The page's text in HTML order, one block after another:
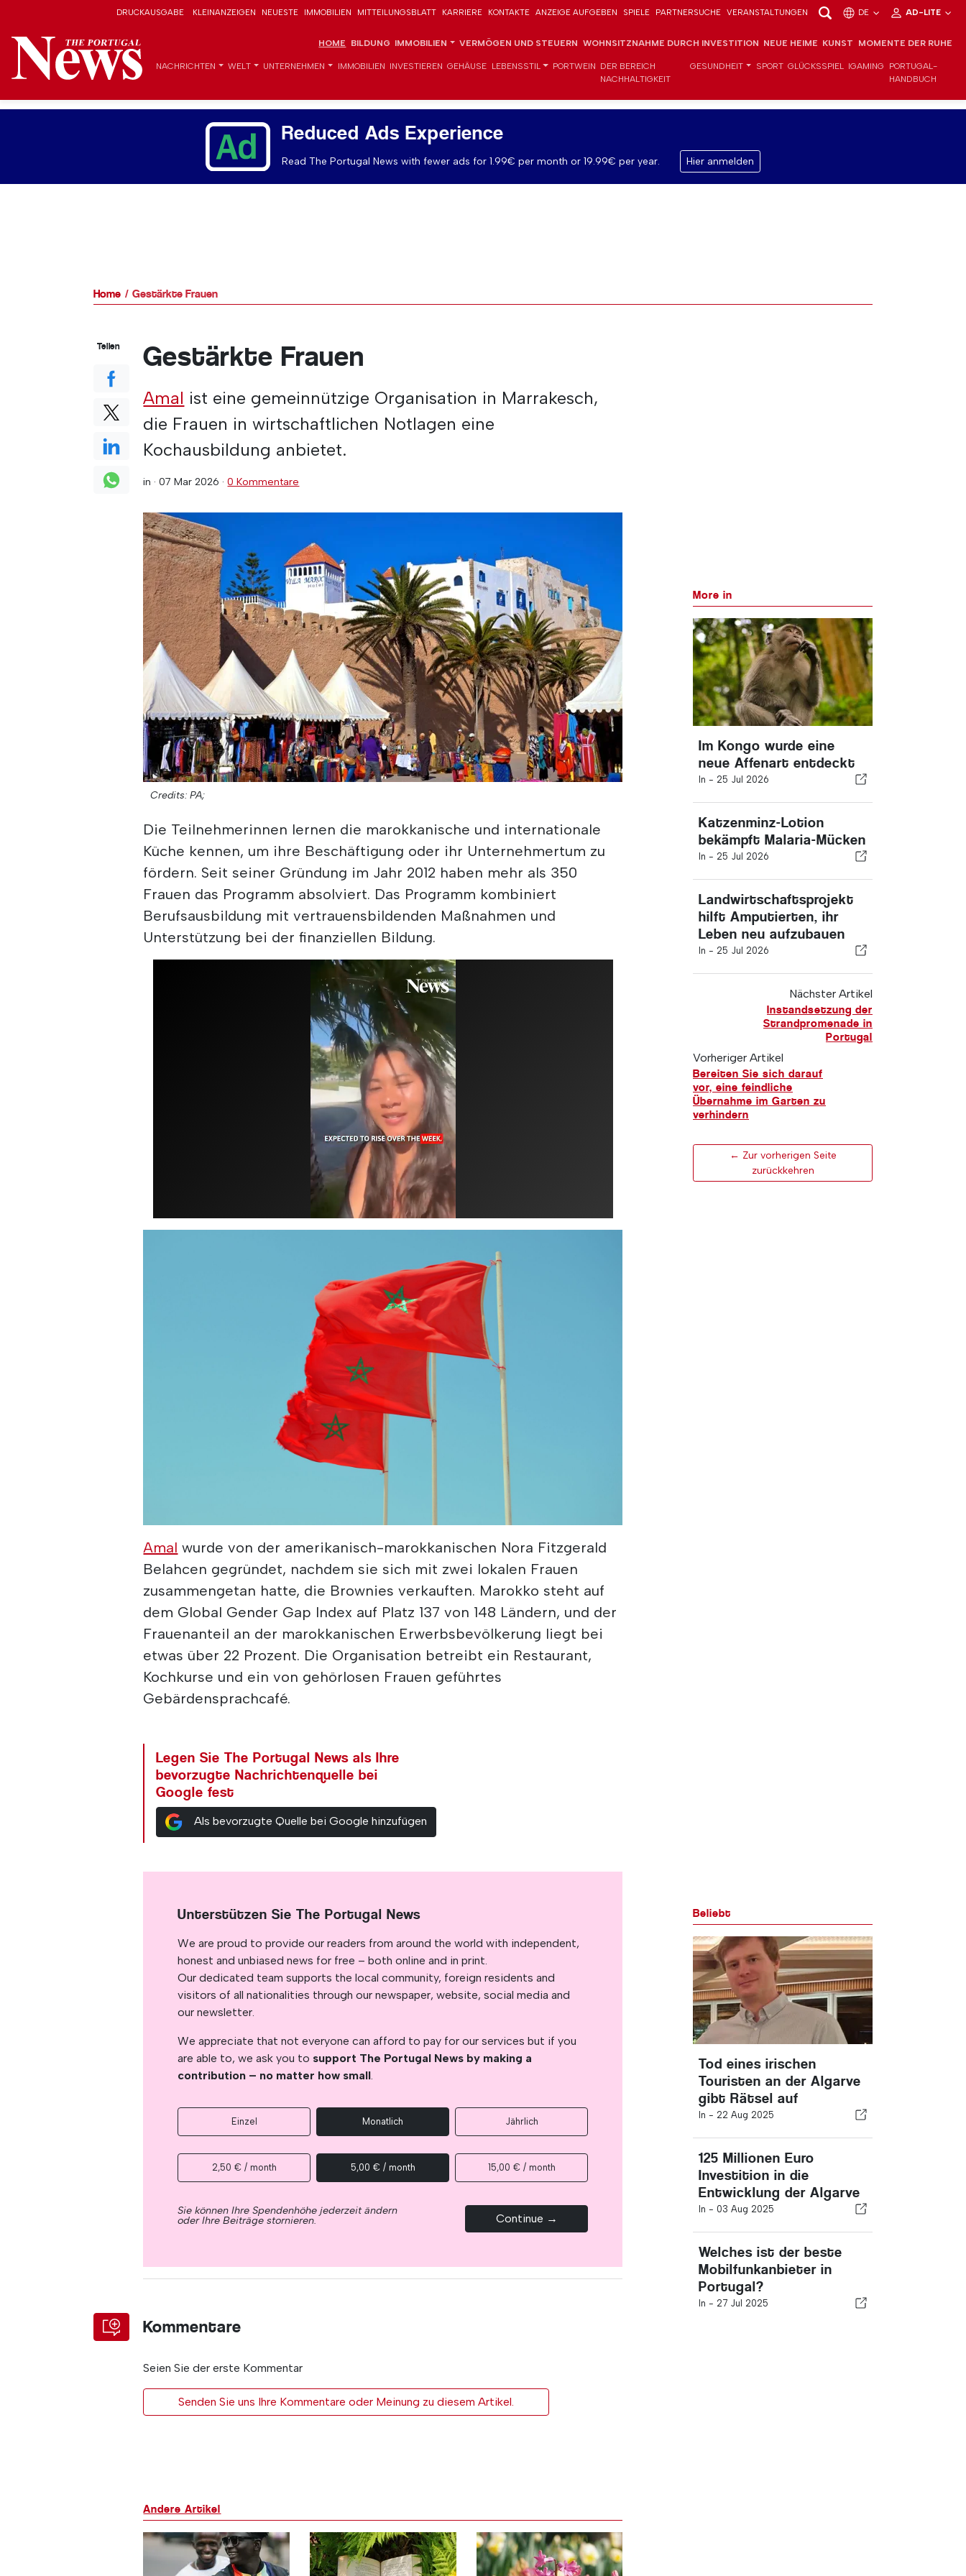
DRUCKAUSGABE KLEINANZEIGEN NEUESTE IMMOBILIEN MITTEILUNGSBLATT KARRIERE KONTAKTE ANZEIGE AUFGEBEN SPIELE PARTNERSUCHE VERANSTALTUNGEN DE AD-LITE
HOME BILDUNG IMMOBILIEN VERMÖGEN UND STEUERN WOHNSITZNAHME DURCH INVESTITION NEUE HEIME KUNST MOMENTE DER RUHE
NACHRICHTEN WELT UNTERNEHMEN IMMOBILIEN INVESTIEREN GEHÄUSE LEBENSSTIL PORTWEIN DER BEREICH
NACHHALTIGKEIT
GESUNDHEIT SPORT GLÜCKSSPIEL IGAMING
PORTUGAL-
HANDBUCH
Reduced Ads Experience
Read The Portugal News with fewer ads for 1.99€ per month or 19.99€ per year. Hier anmelden
Home Gestärkte Frauen
Gestärkte Frauen
Amal ist eine gemeinnützige Organisation in Marrakesch,
die Frauen in wirtschaftlichen Notlagen eine
Kochausbildung anbietet.
in ·07 Mar 2026 ·0 Kommentare
Credits: PA;
Die Teilnehmerinnen lernen die marokkanische und internationale
Küche kennen, um ihre Beschäftigung oder ihr Unternehmertum zu
fördern. Seit seiner Gründung im Jahr 2012 haben mehr als 350
Frauen das Programm absolviert. Das Programm kombiniert
Berufsausbildung mit vertrauensbildenden Maßnahmen und
Unterstützung bei der finanziellen Bildung.
Amal wurde von der amerikanisch-marokkanischen Nora Fitzgerald
Belahcen gegründet, nachdem sie sich mit zwei lokalen Frauen
zusammengetan hatte, die Brownies verkauften. Marokko steht auf
dem Global Gender Gap Index auf Platz 137 von 148 Ländern, und der
Frauenanteil an der marokkanischen Erwerbsbevölkerung liegt bei
etwas über 22 Prozent. Die Organisation betreibt ein Restaurant,
Kochkurse und ein von gehörlosen Frauen geführtes
Gebärdensprachcafé.
Legen Sie The Portugal News als Ihre
bevorzugte Nachrichtenquelle bei
Google fest
Als bevorzugte Quelle bei Google hinzufügen
Teilen
More in
Im Kongo wurde eine
neue Affenart entdeckt
In - 25 Jul 2026
Katzenminz-Lotion
bekämpft Malaria-Mücken
In - 25 Jul 2026
Landwirtschaftsprojekt
hilft Amputierten, ihr
Leben neu aufzubauen
In - 25 Jul 2026
Nächster Artikel
Instandsetzung der
Strandpromenade in
Portugal
Vorheriger Artikel
Bereiten Sie sich darauf
vor, eine feindliche
Übernahme im Garten zu
verhindern
← Zur vorherigen Seite
zurückkehren
Unterstützen Sie The Portugal News
We are proud to provide our readers from around the world with independent,
honest and unbiased news for free – both online and in print.
Our dedicated team supports the local community, foreign residents and
visitors of all nationalities through our newspaper, website, social media and
our newsletter.
We appreciate that not everyone can afford to pay for our services but if you
are able to, we ask you to support The Portugal News by making a
contribution – no matter how small.
Einzel Monatlich Jährlich
2,50 € / month 5,00 € / month 15,00 € / month
Sie können Ihre Spendenhöhe jederzeit ändern
oder Ihre Beiträge stornieren. Continue →
Kommentare
Seien Sie der erste Kommentar
Senden Sie uns Ihre Kommentare oder Meinung zu diesem Artikel.
Beliebt
Tod eines irischen
Touristen an der Algarve
gibt Rätsel auf
In - 22 Aug 2025
125 Millionen Euro
Investition in die
Entwicklung der Algarve
In - 03 Aug 2025
Welches ist der beste
Mobilfunkanbieter in
Portugal?
In - 27 Jul 2025
Andere Artikel